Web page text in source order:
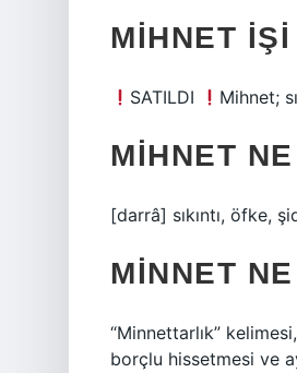
MIHNET
SATILDI Mihnet;
MIHNET
[darrâ] sıkıntı, öfke,
MINNET
“Minnettarlık”
borçlu hissetmesi ve